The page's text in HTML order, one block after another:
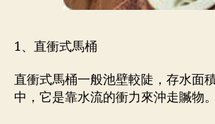
1、直衝式馬桶
直衝式馬桶一般池壁較陡，存水面
中，它是靠水流的衝力來沖走贓物。